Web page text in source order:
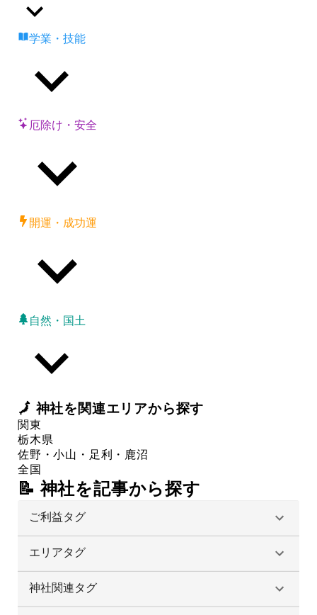
学業・技能
厄除け・安全
開運・成功運
自然・国土
🗾神社を関連エリアから探す
関東
栃木県
佐野・小山・足利・鹿沼
全国
📝 神社を記事から探す
ご利益タグ
エリアタグ
神社関連タグ